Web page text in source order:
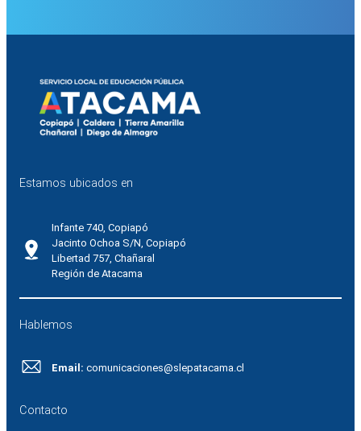
Estamos ubicados en
Infante 740, Copiapó
Jacinto Ochoa S/N, Copiapó
Libertad 757, Chañaral
Región de Atacama
Hablemos
Email: comunicaciones@slepatacama.cl
Contacto